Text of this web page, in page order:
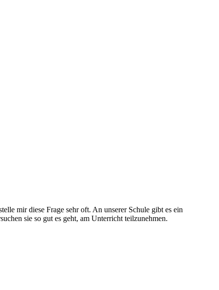
mir diese Frage sehr oft. An unserer Schule gibt es ein
sie so gut es geht, am Unterricht teilzunehmen.